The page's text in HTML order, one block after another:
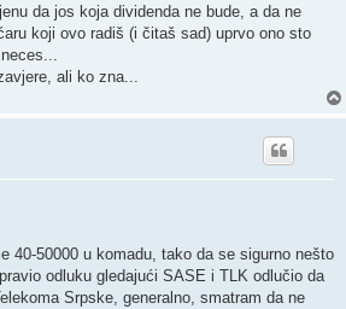
da jos koja dividenda ne bude, a da ne
koji ovo radiš (i čitaš sad) uprvo ono sto
ali ko zna...
40-50000 u komadu, tako da se sigurno nešto
odluku gledajući SASE i TLK odlučio da
Srpske, generalno, smatram da ne